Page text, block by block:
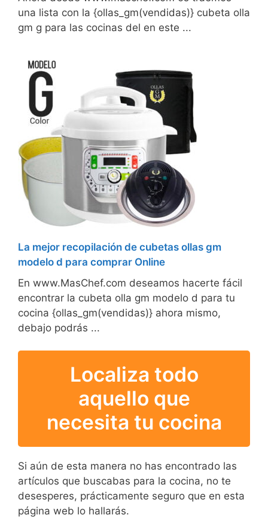
una lista con la {ollas_gm(vendidas)} cubeta olla
gm g para las cocinas del en este ...
La mejor recopilación de cubetas ollas gm
modelo d para comprar Online
En www.MasChef.com deseamos hacerte fácil
encontrar la cubeta olla gm modelo d para tu
cocina {ollas_gm(vendidas)} ahora mismo,
debajo podrás ...
Localiza todo
aquello que
necesita tu cocina
Si aún de esta manera no has encontrado las
artículos que buscabas para la cocina, no te
desesperes, prácticamente seguro que en esta
página web lo hallarás.